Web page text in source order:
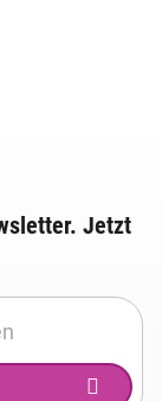
Jetzt